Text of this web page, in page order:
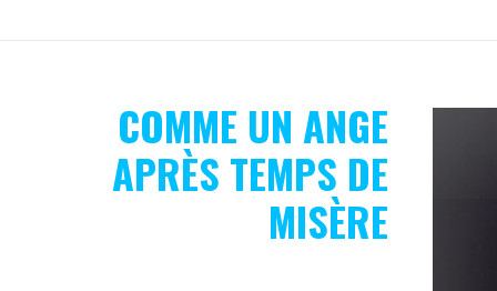
COMME UN ANGE
APRÈS TEMPS DE
MISÈRE